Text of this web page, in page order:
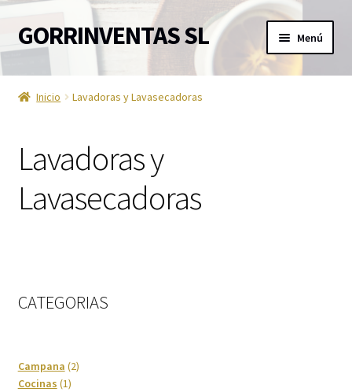
Ir
a
navegación
Ir
al
contenido
GORRINVENTAS SL Menú
Inicio
Accesorios de TV
Aire acondicionado
Cafetera
Inicio Lavadoras y Lavasecadoras
Lavadoras y
Lavasecadoras
CATEGORIAS
Campana 22
Cocinas 11